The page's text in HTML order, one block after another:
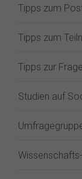
Tipps zum
Tipps zum
Tipps zur
Studien auf